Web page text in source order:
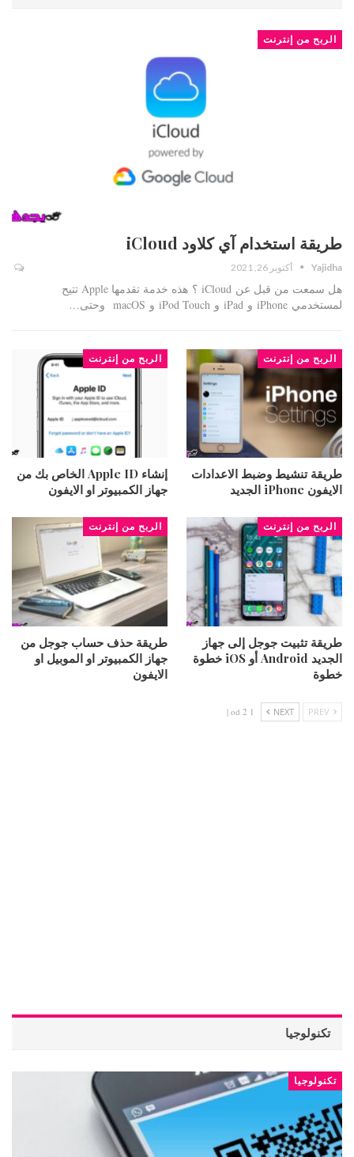
الربح من إنترنت
طريقة استخدام آي كلاود iCloud
Yajidha أكتوبر 26, 2021
هل سمعت من قبل عن iCloud ؟ هذه خدمة تقدمها Apple تتيح
لمستخدمي iPhone و iPad و iPod Touch و macOS وحتى…
الربح من إنترنت
طريقة تنشيط وضبط الاعدادات
الايفون iPhone الجديد
الربح من إنترنت
إنشاء Apple ID الخاص بك من
جهاز الكمبيوتر او الايفون
الربح من إنترنت
طريقة تثبيت جوجل إلى جهاز
الجديد Android أو iOS خطوة
خطوة
الربح من إنترنت
طريقة حذف حساب جوجل من
جهاز الكمبيوتر او الموبيل او
الايفون
NEXT
1 od 2 |
تكنولوجيا
تكنولوجيا